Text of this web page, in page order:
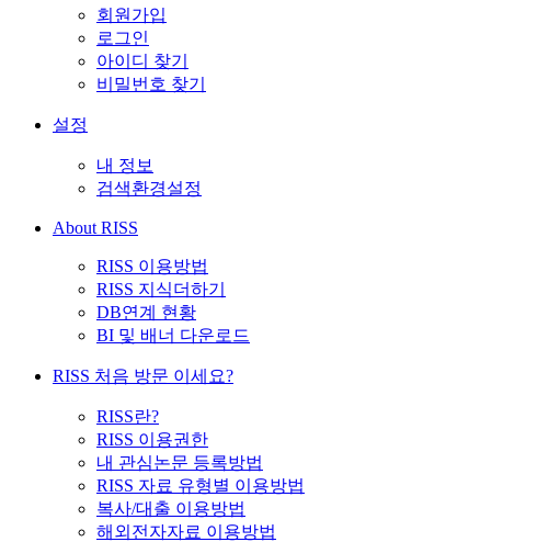
회원가입
로그인
아이디 찾기
비밀번호 찾기
설정
내 정보
검색환경설정
About RISS
RISS 이용방법
RISS 지식더하기
DB연계 현황
BI 및 배너 다운로드
RISS 처음 방문 이세요?
RISS란?
RISS 이용권한
내 관심논문 등록방법
RISS 자료 유형별 이용방법
복사/대출 이용방법
해외전자자료 이용방법